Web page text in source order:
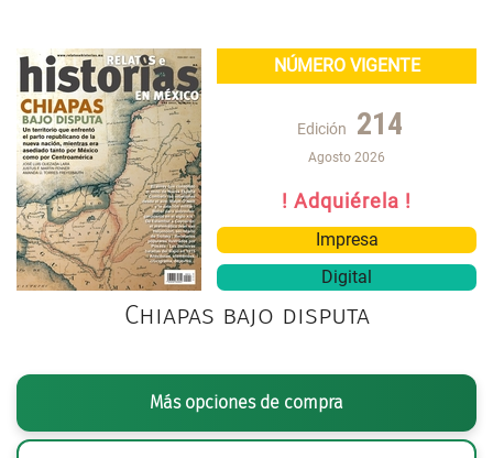
NÚMERO VIGENTE
Edición 214
Agosto 2026
! Adquiérela !
Impresa
Digital
Chiapas bajo disputa
Más opciones de compra